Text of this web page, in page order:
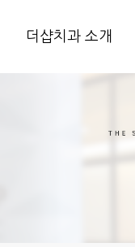
더샵치과 소개